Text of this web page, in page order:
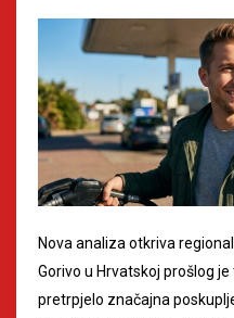
Nova analiza otkriva
Gorivo u Hrvatskoj prošlog
pretrpjelo značajna